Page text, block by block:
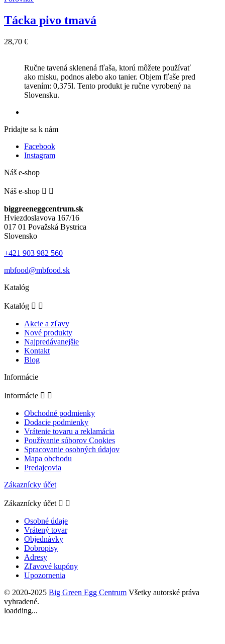
Tácka pivo tmavá
28,70 €
Ručne tavená sklenená fľaša, ktorú môžete používať
ako misku, podnos alebo ako tanier. Objem fľaše pred
tavením: 0,375l. Tento produkt je ručne vyrobený na
Slovensku.
Pridajte sa k nám
Facebook
Instagram
Náš e-shop
Náš e-shop  
biggreeneggcentrum.sk
Hviezdoslavova 167/16
017 01 Považská Bystrica
Slovensko
+421 903 982 560
mbfood@mbfood.sk
Katalóg
Katalóg  
Akcie a zľavy
Nové produkty
Najpredávanejšie
Kontakt
Blog
Informácie
Informácie  
Obchodné podmienky
Dodacie podmienky
Vrátenie tovaru a reklamácia
Používanie súborov Cookies
Spracovanie osobných údajov
Mapa obchodu
Predajcovia
Zákaznícky účet
Zákaznícky účet  
Osobné údaje
Vrátený tovar
Objednávky
Dobropisy
Adresy
Zľavové kupóny
Upozornenia
© 2020-2025 Big Green Egg Centrum Všetky autorské práva
vyhradené.
loadding...